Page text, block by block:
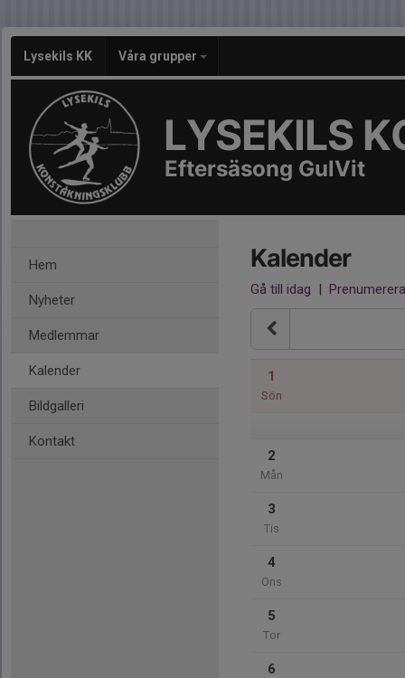
Lysekils KK Våra grupper
LYSEKILS
Eftersäsong GulVit
Hem
Nyheter
Medlemmar
Kalender
Bildgalleri
Kontakt
Kalender
Gå till idag | Prenumerera
1
Sön
2
Mån
3
Tis
4
Ons
5
Tor
6